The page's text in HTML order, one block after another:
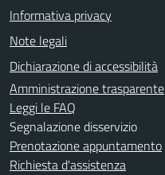
Informativa privacy
Note legali
Dichiarazione di accessibilità
Amministrazione trasparente
Leggi le FAQ
Segnalazione disservizio
Prenotazione appuntamento
Richiesta d'assistenza